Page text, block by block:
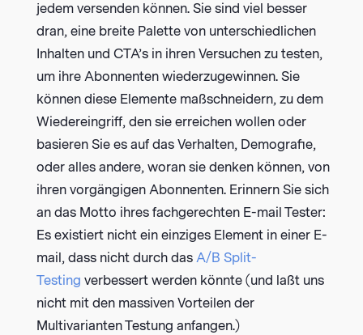
jedem versenden können. Sie sind viel besser
dran, eine breite Palette von unterschiedlichen
Inhalten und CTA’s in ihren Versuchen zu testen,
um ihre Abonnenten wiederzugewinnen. Sie
können diese Elemente maßschneidern, zu dem
Wiedereingriff, den sie erreichen wollen oder
basieren Sie es auf das Verhalten, Demografie,
oder alles andere, woran sie denken können, von
ihren vorgängigen Abonnenten. Erinnern Sie sich
an das Motto ihres fachgerechten E-mail Tester:
Es existiert nicht ein einziges Element in einer E-
mail, dass nicht durch das A/B Split-
Testing verbessert werden könnte (und laßt uns
nicht mit den massiven Vorteilen der
Multivarianten Testung anfangen.)